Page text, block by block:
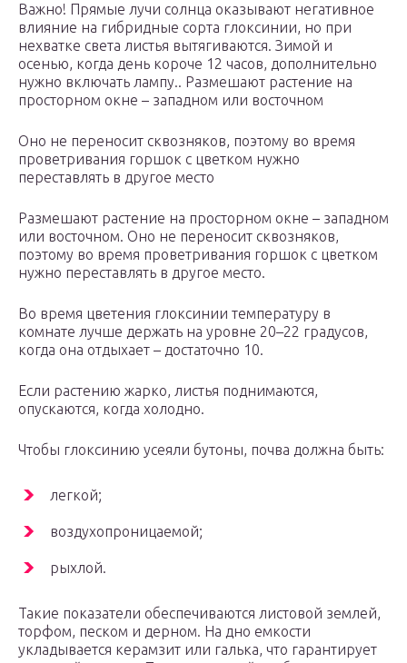
Важно! Прямые лучи солнца оказывают негативное
влияние на гибридные сорта глоксинии, но при
нехватке света листья вытягиваются. Зимой и
осенью, когда день короче 12 часов, дополнительно
нужно включать лампу.. Размешают растение на
просторном окне – западном или восточном
Оно не переносит сквозняков, поэтому во время
проветривания горшок с цветком нужно
переставлять в другое место
Размешают растение на просторном окне – западном
или восточном. Оно не переносит сквозняков,
поэтому во время проветривания горшок с цветком
нужно переставлять в другое место.
Во время цветения глоксинии температуру в
комнате лучше держать на уровне 20–22 градусов,
когда она отдыхает – достаточно 10.
Если растению жарко, листья поднимаются,
опускаются, когда холодно.
Чтобы глоксинию усеяли бутоны, почва должна быть:
легкой;
воздухопроницаемой;
рыхлой.
Такие показатели обеспечиваются листовой землей,
торфом, песком и дерном. На дно емкости
укладывается керамзит или галька, что гарантирует